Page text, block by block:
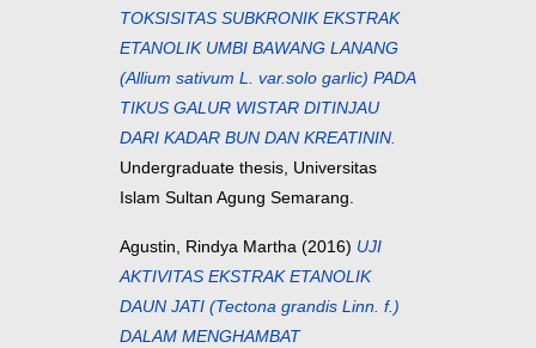
TOKSISITAS SUBKRONIK EKSTRAK
ETANOLIK UMBI BAWANG LANANG
(Allium sativum L. var.solo garlic) PADA
TIKUS GALUR WISTAR DITINJAU
DARI KADAR BUN DAN KREATININ.
Undergraduate thesis, Universitas
Islam Sultan Agung Semarang.
Agustin, Rindya Martha (2016) UJI
AKTIVITAS EKSTRAK ETANOLIK
DAUN JATI (Tectona grandis Linn. f.)
DALAM MENGHAMBAT